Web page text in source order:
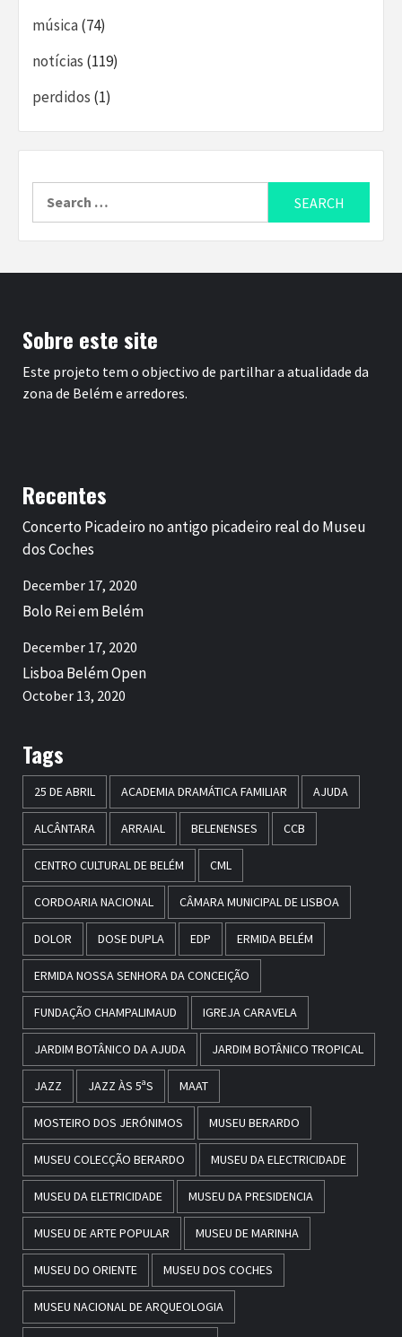
música(74)
notícias (119)
perdidos (1)
Sobre este site
Este projeto tem o objectivo de partilhar a atualidade da
zona de Belém e arredores.
Recentes
Concerto Picadeiro no antigo picadeiro real do Museu
dos Coches
December 17, 2020
Bolo Rei em Belém
December 17, 2020
Lisboa Belém Open
October 13, 2020
Tags
25 DE ABRIL ACADEMIA DRAMÁTICA FAMILIAR AJUDA
ALCÂNTARA ARRAIAL BELENENSES CCB
CENTRO CULTURAL DE BELÉM CML
CORDOARIA NACIONAL CÂMARA MUNICIPAL DE LISBOA
DOLOR DOSE DUPLA EDP ERMIDA BELÉM
ERMIDA NOSSA SENHORA DA CONCEIÇÃO
FUNDAÇÃO CHAMPALIMAUD IGREJA CARAVELA
JARDIM BOTÂNICO DA AJUDA JARDIM BOTÂNICO TROPICAL
JAZZ JAZZ ÀS 5ªS MAAT
MOSTEIRO DOS JERÓNIMOS MUSEU BERARDO
MUSEU COLECÇÃO BERARDO MUSEU DA ELECTRICIDADE
MUSEU DA ELETRICIDADE MUSEU DA PRESIDENCIA
MUSEU DE ARTE POPULAR MUSEU DE MARINHA
MUSEU DO ORIENTE MUSEU DOS COCHES
MUSEU NACIONAL DE ARQUEOLOGIA